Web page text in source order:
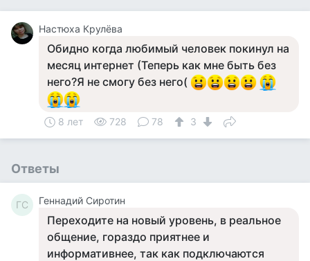
Настюха Крулёва
Обидно когда любимый человек покинул на
месяц интернет (Теперь как мне быть без
него?Я не смогу без него(
8 лет 728 78 3
Ответы
ГС Геннадий Сиротин
Переходите на новый уровень, в реальное
общение, гораздо приятнее и
информативнее, так как подключаются